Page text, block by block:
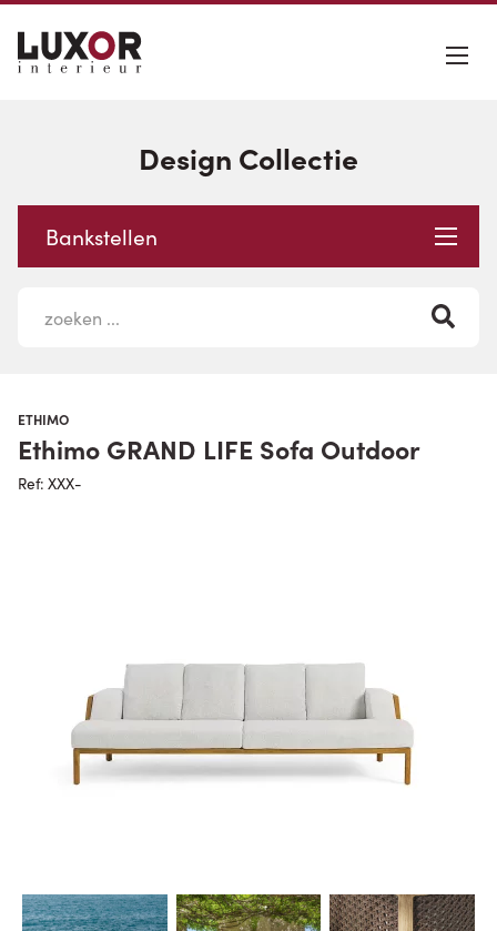
Design Collectie
Bankstellen
ETHIMO
Ethimo GRAND LIFE Sofa Outdoor
Ref: XXX-